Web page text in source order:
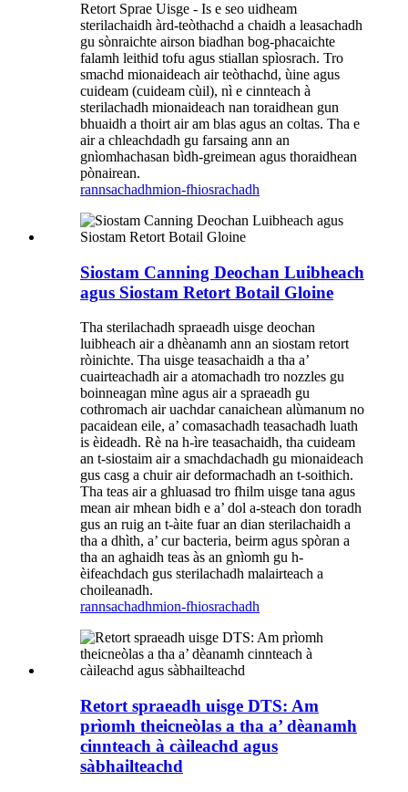
Retort Sprae Uisge - Is e seo uidheam
sterilachaidh àrd-teòthachd a chaidh a leasachadh
gu sònraichte airson biadhan bog-phacaichte
falamh leithid tofu agus stiallan spìosrach. Tro
smachd mionaideach air teòthachd, ùine agus
cuideam (cuideam cùil), nì e cinnteach à
sterilachadh mionaideach nan toraidhean gun
bhuaidh a thoirt air am blas agus an coltas. Tha e
air a chleachdadh gu farsaing ann an
gnìomhachasan bìdh-greimean agus thoraidhean
pònairean.
rannsachadhmion-fhiosrachadh
Siostam Canning Deochan Luibheach
agus Siostam Retort Botail Gloine
Tha sterilachadh spraeadh uisge deochan
luibheach air a dhèanamh ann an siostam retort
ròinichte. Tha uisge teasachaidh a tha a’
cuairteachadh air a atomachadh tro nozzles gu
boinneagan mìne agus air a spraeadh gu
cothromach air uachdar canaichean alùmanum no
pacaidean eile, a’ comasachadh teasachadh luath
is èideadh. Rè na h-ìre teasachaidh, tha cuideam
an t-siostaim air a smachdachadh gu mionaideach
gus casg a chuir air deformachadh an t-soithich.
Tha teas air a ghluasad tro fhilm uisge tana agus
mean air mhean bidh e a’ dol a-steach don toradh
gus an ruig an t-àite fuar an dian sterilachaidh a
tha a dhìth, a’ cur bacteria, beirm agus spòran a
tha an aghaidh teas às an gnìomh gu h-
èifeachdach gus sterilachadh malairteach a
choileanadh.
rannsachadhmion-fhiosrachadh
Retort spraeadh uisge DTS: Am
prìomh theicneòlas a tha a’ dèanamh
cinnteach à càileachd agus
sàbhailteachd